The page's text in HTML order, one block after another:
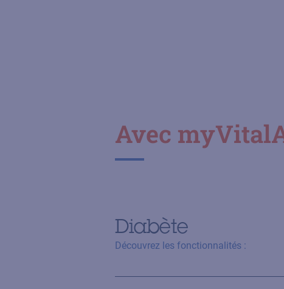
Avec
Diabète
Découvrez les fonctionnalités :